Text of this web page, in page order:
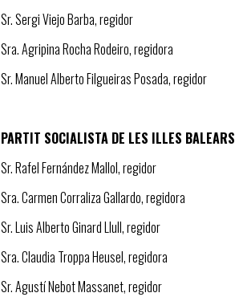
Sr. Sergi Viejo Barba, regidor
Sra. Agripina Rocha Rodeiro, regidora
Sr. Manuel Alberto Filgueiras Posada, regidor
PARTIT SOCIALISTA DE LES ILLES
Sr. Rafel Fernández Mallol, regidor
Sra. Carmen Corraliza Gallardo, regidora
Sr. Luis Alberto Ginard Llull, regidor
Sra. Claudia Troppa Heusel, regidora
Sr. Agustí Nebot Massanet, regidor